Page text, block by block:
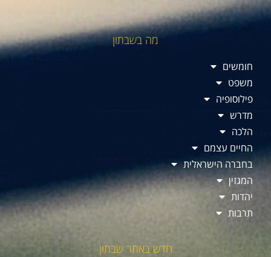
מה בשבתון
חומשים
משפט
פילוסופיה
מדרש
הלכה
החיים עצמם
בחברה הישראלית
המגזין
יהדות
תרבות
חדש באתר שבתון